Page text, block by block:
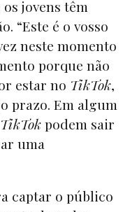
jovens têm
“Este é o vosso
neste momento
porque não
estar no TikTok,
prazo. Em algum
TikTokpodem sair
uma
captar o público